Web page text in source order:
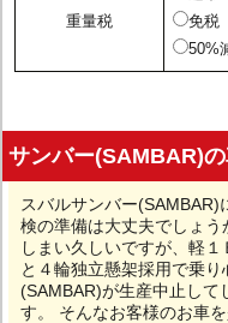
重量税
免税
50%
サンバー(SAMBAR)
スバルサンバー
検の準備は大丈夫でしょ
しまい久しいですが、軽
と４輪独立懸架採用で乗
(SAMBAR)が生産中止して
す。 そんなお客様のお車